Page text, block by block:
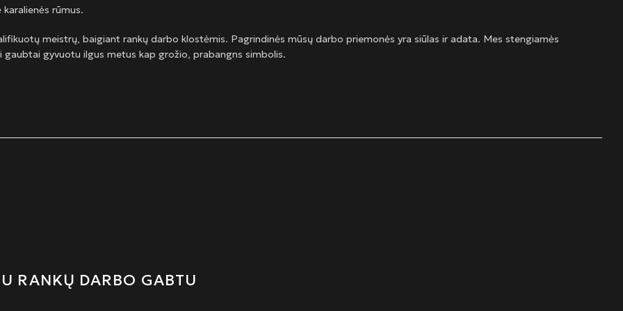
rūmus.
meistrų, baigiant rankų darbo klostėmis. Pagrindinės mūsų darbo priemonės yra siūlas ir adata. Mes stengiamės
gyvuotu ilgus metus kap grožio, prabangns simbolis.
RANKŲ DARBO GABTU